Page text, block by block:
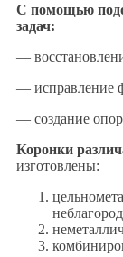
С помощью
задач:
—
— исправление
— создание
Коронки
изготовлены: